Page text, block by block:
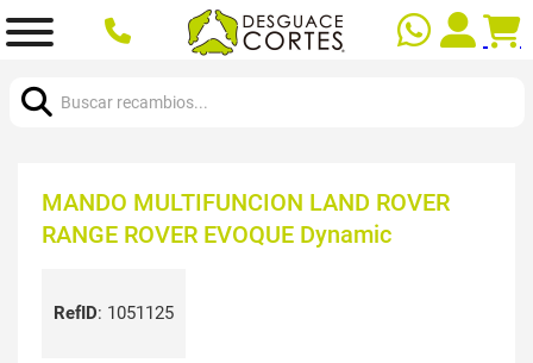
MANDO MULTIFUNCION LAND ROVER
RANGE ROVER EVOQUE Dynamic
RefID: 1051125